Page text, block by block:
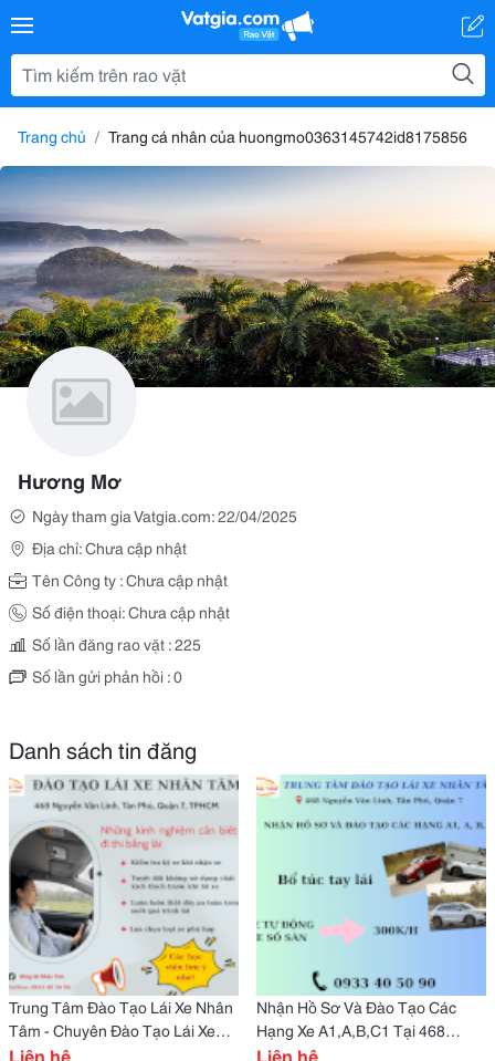
Trang chủ Trang cá nhân của huongmo0363145742id8175856
Hương Mơ
Ngày tham gia Vatgia.com: 22/04/2025
Địa chỉ: Chưa cập nhật
Tên Công ty : Chưa cập nhật
Số điện thoại: Chưa cập nhật
Số lần đăng rao vặt : 225
Số lần gửi phản hồi : 0
Danh sách tin đăng
Trung Tâm Đào Tạo Lái Xe Nhân
Tâm - Chuyên Đào Tạo Lái Xe
Các Hạng A1,A,B,C1
Liên hệ
Nhận Hồ Sơ Và Đào Tạo Các
Hạng Xe A1,A,B,C1 Tại 468
Nguyễn Văn Linh, Tân Phú,
Liên hệ